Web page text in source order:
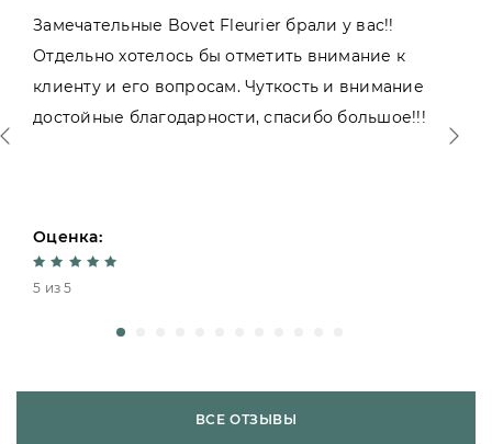
Замечательные Bovet Fleurier брали у вас!!
Отдельно хотелось бы отметить внимание к
клиенту и его вопросам. Чуткость и внимание
достойные благодарности, спасибо большое!!!
Оценка:
5 из 5
ВСЕ ОТЗЫВЫ